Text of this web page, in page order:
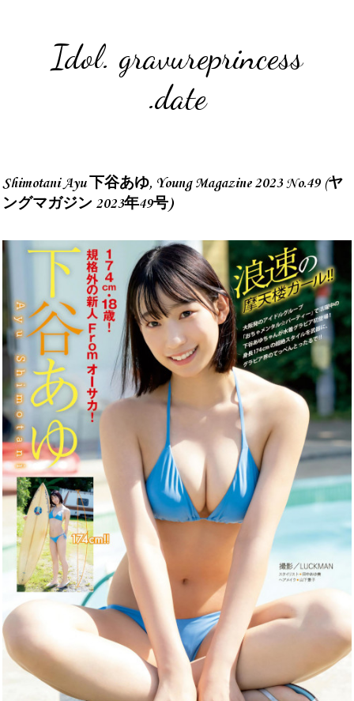
Idol. gravureprincess
.date
Shimotani Ayu 下谷あゆ, Young Magazine 2023 No.49 (ヤ
ングマガジン 2023年49号)